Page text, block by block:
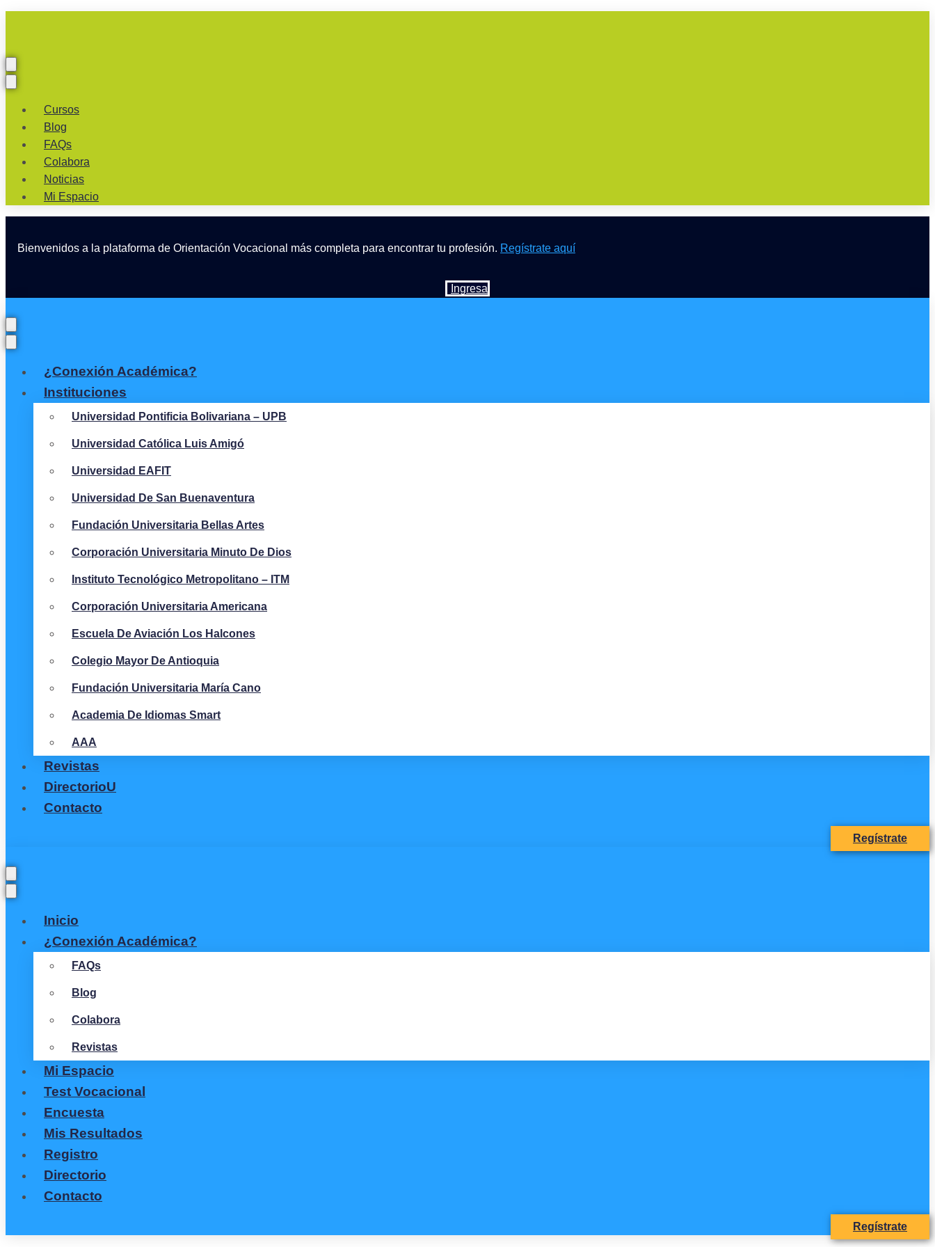
Cursos
Blog
FAQs
Colabora
Noticias
Mi Espacio
Bienvenidos a la plataforma de Orientación Vocacional más completa para encontrar tu profesión. Regístrate aquí
Ingresa
¿Conexión Académica?
Instituciones
Universidad Pontificia Bolivariana – UPB
Universidad Católica Luis Amigó
Universidad EAFIT
Universidad De San Buenaventura
Fundación Universitaria Bellas Artes
Corporación Universitaria Minuto De Dios
Instituto Tecnológico Metropolitano – ITM
Corporación Universitaria Americana
Escuela De Aviación Los Halcones
Colegio Mayor De Antioquia
Fundación Universitaria María Cano
Academia De Idiomas Smart
AAA
Revistas
DirectorioU
Contacto
Regístrate
Inicio
¿Conexión Académica?
FAQs
Blog
Colabora
Revistas
Mi Espacio
Test Vocacional
Encuesta
Mis Resultados
Registro
Directorio
Contacto
Regístrate